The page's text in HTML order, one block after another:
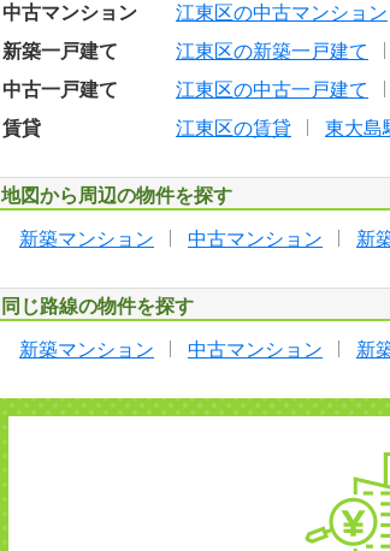
中古マンション
江東区の中古マンション
新築一戸建て
江東区の新築一戸建て
中古一戸建て
江東区の中古一戸建て
賃貸
江東区の賃貸 東大島
地図から周辺の物件を探す
新築マンション 中古マンション 新
同じ路線の物件を探す
新築マンション 中古マンション 新